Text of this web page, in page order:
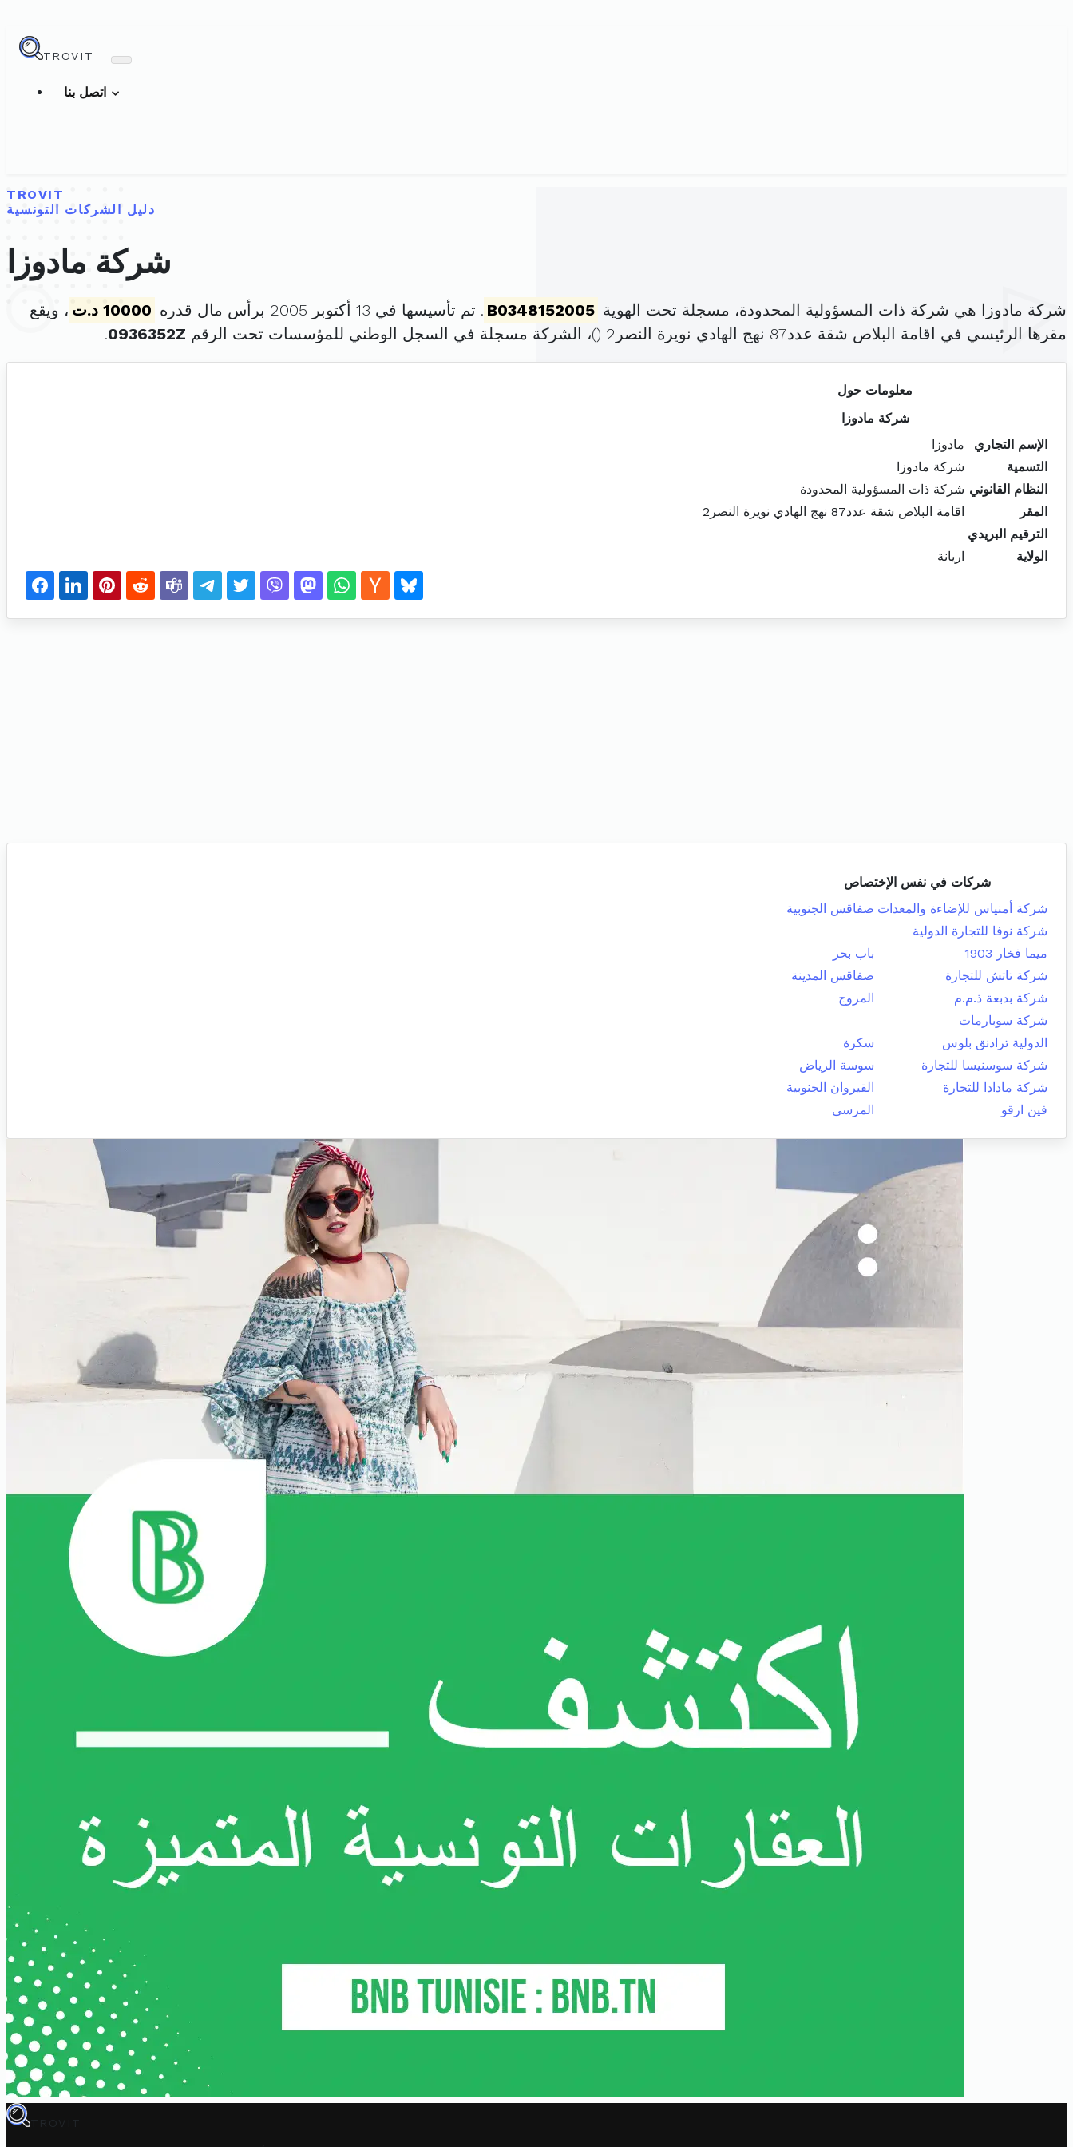
TROVIT
TROVIT
دليل الشركات التونسية
شركة مادوزا
شركة مادوزا هي شركة ذات المسؤولية المحدودة، مسجلة تحت الهوية B0348152005 . تم تأسيسها في 13 أكتوبر 2005 برأس مال قدره 10000 د.ت
، ويقع
مقرها الرئيسي في اقامة البلاص شقة عدد87 نهج الهادي نويرة النصر2 (
)، الشركة مسجلة في السجل الوطني للمؤسسات تحت الرقم 0936352Z
.
معلومات حول
شركة مادوزا
الإسم التجاري
مادوزا
التسمية
شركة مادوزا
النظام القانوني شركة ذات المسؤولية المحدودة
المقر
اقامة البلاص شقة عدد87 نهج الهادي نويرة النصر2
الترقيم البريدي
الولاية
اريانة
شركات في نفس الإختصاص
شركة أمنياس للإضاءة والمعدات صفاقس الجنوبية
شركة نوفا للتجارة الدولية
ميما فخار 1903
باب بحر
شركة تاتش للتجارة
صفاقس المدينة
شركة بدبعة ذ.م.م
المروج
شركة سوبارمات
الدولية ترادنق بلوس
سكرة
شركة سوسنيسا للتجارة
سوسة الرياض
شركة مادادا للتجارة
القيروان الجنوبية
فين ارقو
المرسى
TROVIT